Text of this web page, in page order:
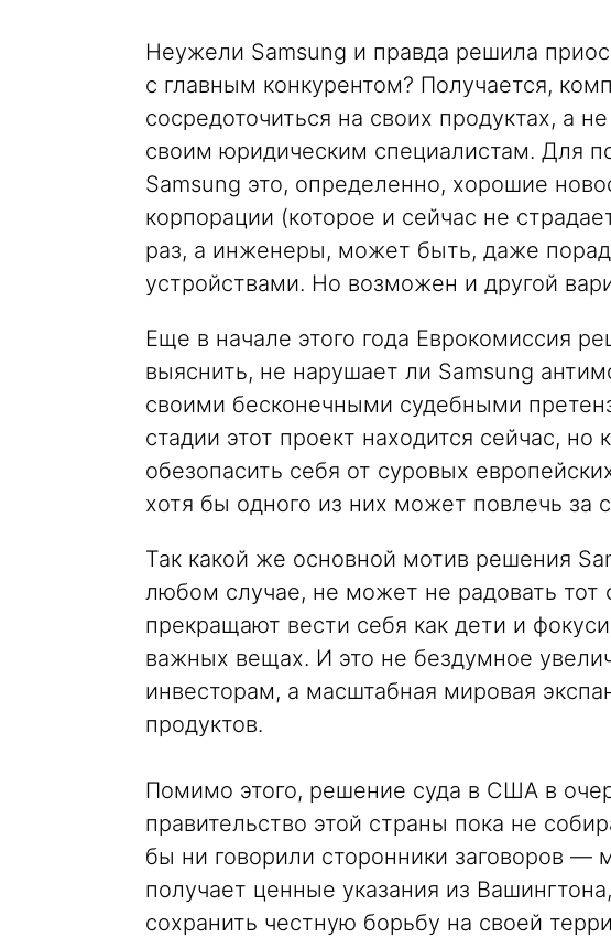
Неужели Samsung и правда решила
с главным конкурентом? Получается,
сосредоточиться на своих продуктах, а
своим юридическим специалистам. Для
Samsung это, определенно, хорошие
корпорации (которое и сейчас не
раз, а инженеры, может быть, даже
устройствами. Но возможен и другой
Еще в начале этого года Еврокомиссия
выяснить, не нарушает ли Samsung
своими бесконечными судебными
стадии этот проект находится сейчас,
обезопасить себя от суровых
хотя бы одного из них может повлечь за
Так какой же основной мотив решения
любом случае, не может не радовать тот
прекращают вести себя как дети и
важных вещах. И это не бездумное
инвесторам, а масштабная мировая
продуктов.
Помимо этого, решение суда в США в
правительство этой страны пока не
бы ни говорили сторонники заговоров —
получает ценные указания из
сохранить честную борьбу на своей